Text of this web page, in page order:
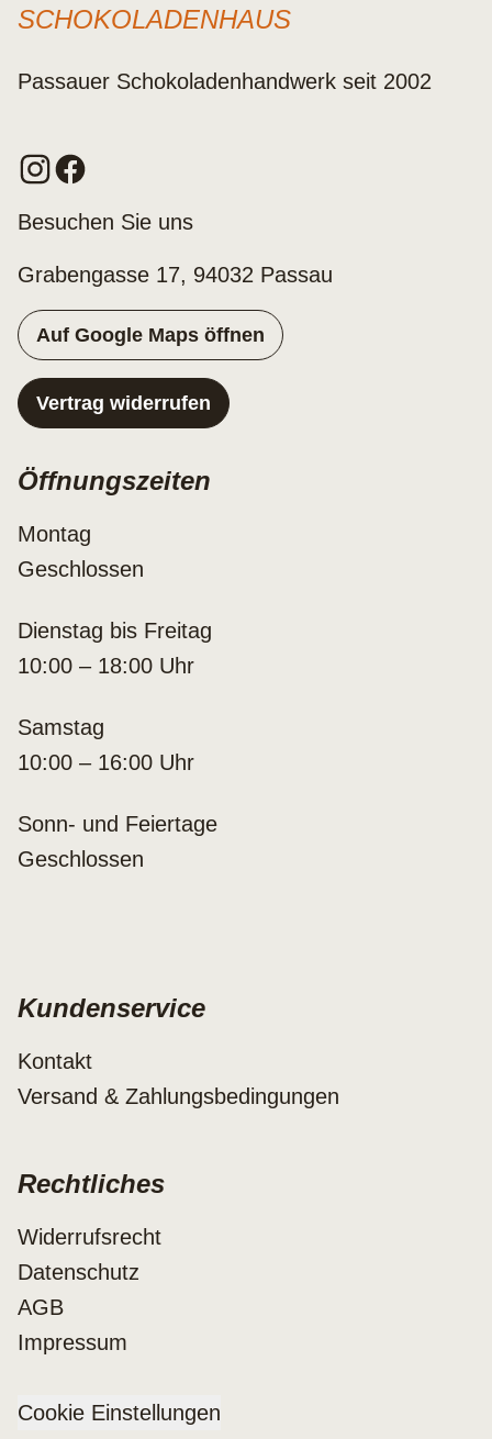
SCHOKOLADENHAUS
Passauer Schokoladenhandwerk seit 2002
Besuchen Sie uns
Grabengasse 17, 94032 Passau
Auf Google Maps öffnen
Vertrag widerrufen
Öffnungszeiten
Montag
Geschlossen
Dienstag bis Freitag
10:00 – 18:00 Uhr
Samstag
10:00 – 16:00 Uhr
Sonn- und Feiertage
Geschlossen
Kundenservice
Kontakt
Versand & Zahlungsbedingungen
Rechtliches
Widerrufsrecht
Datenschutz
AGB
Impressum
Cookie Einstellungen